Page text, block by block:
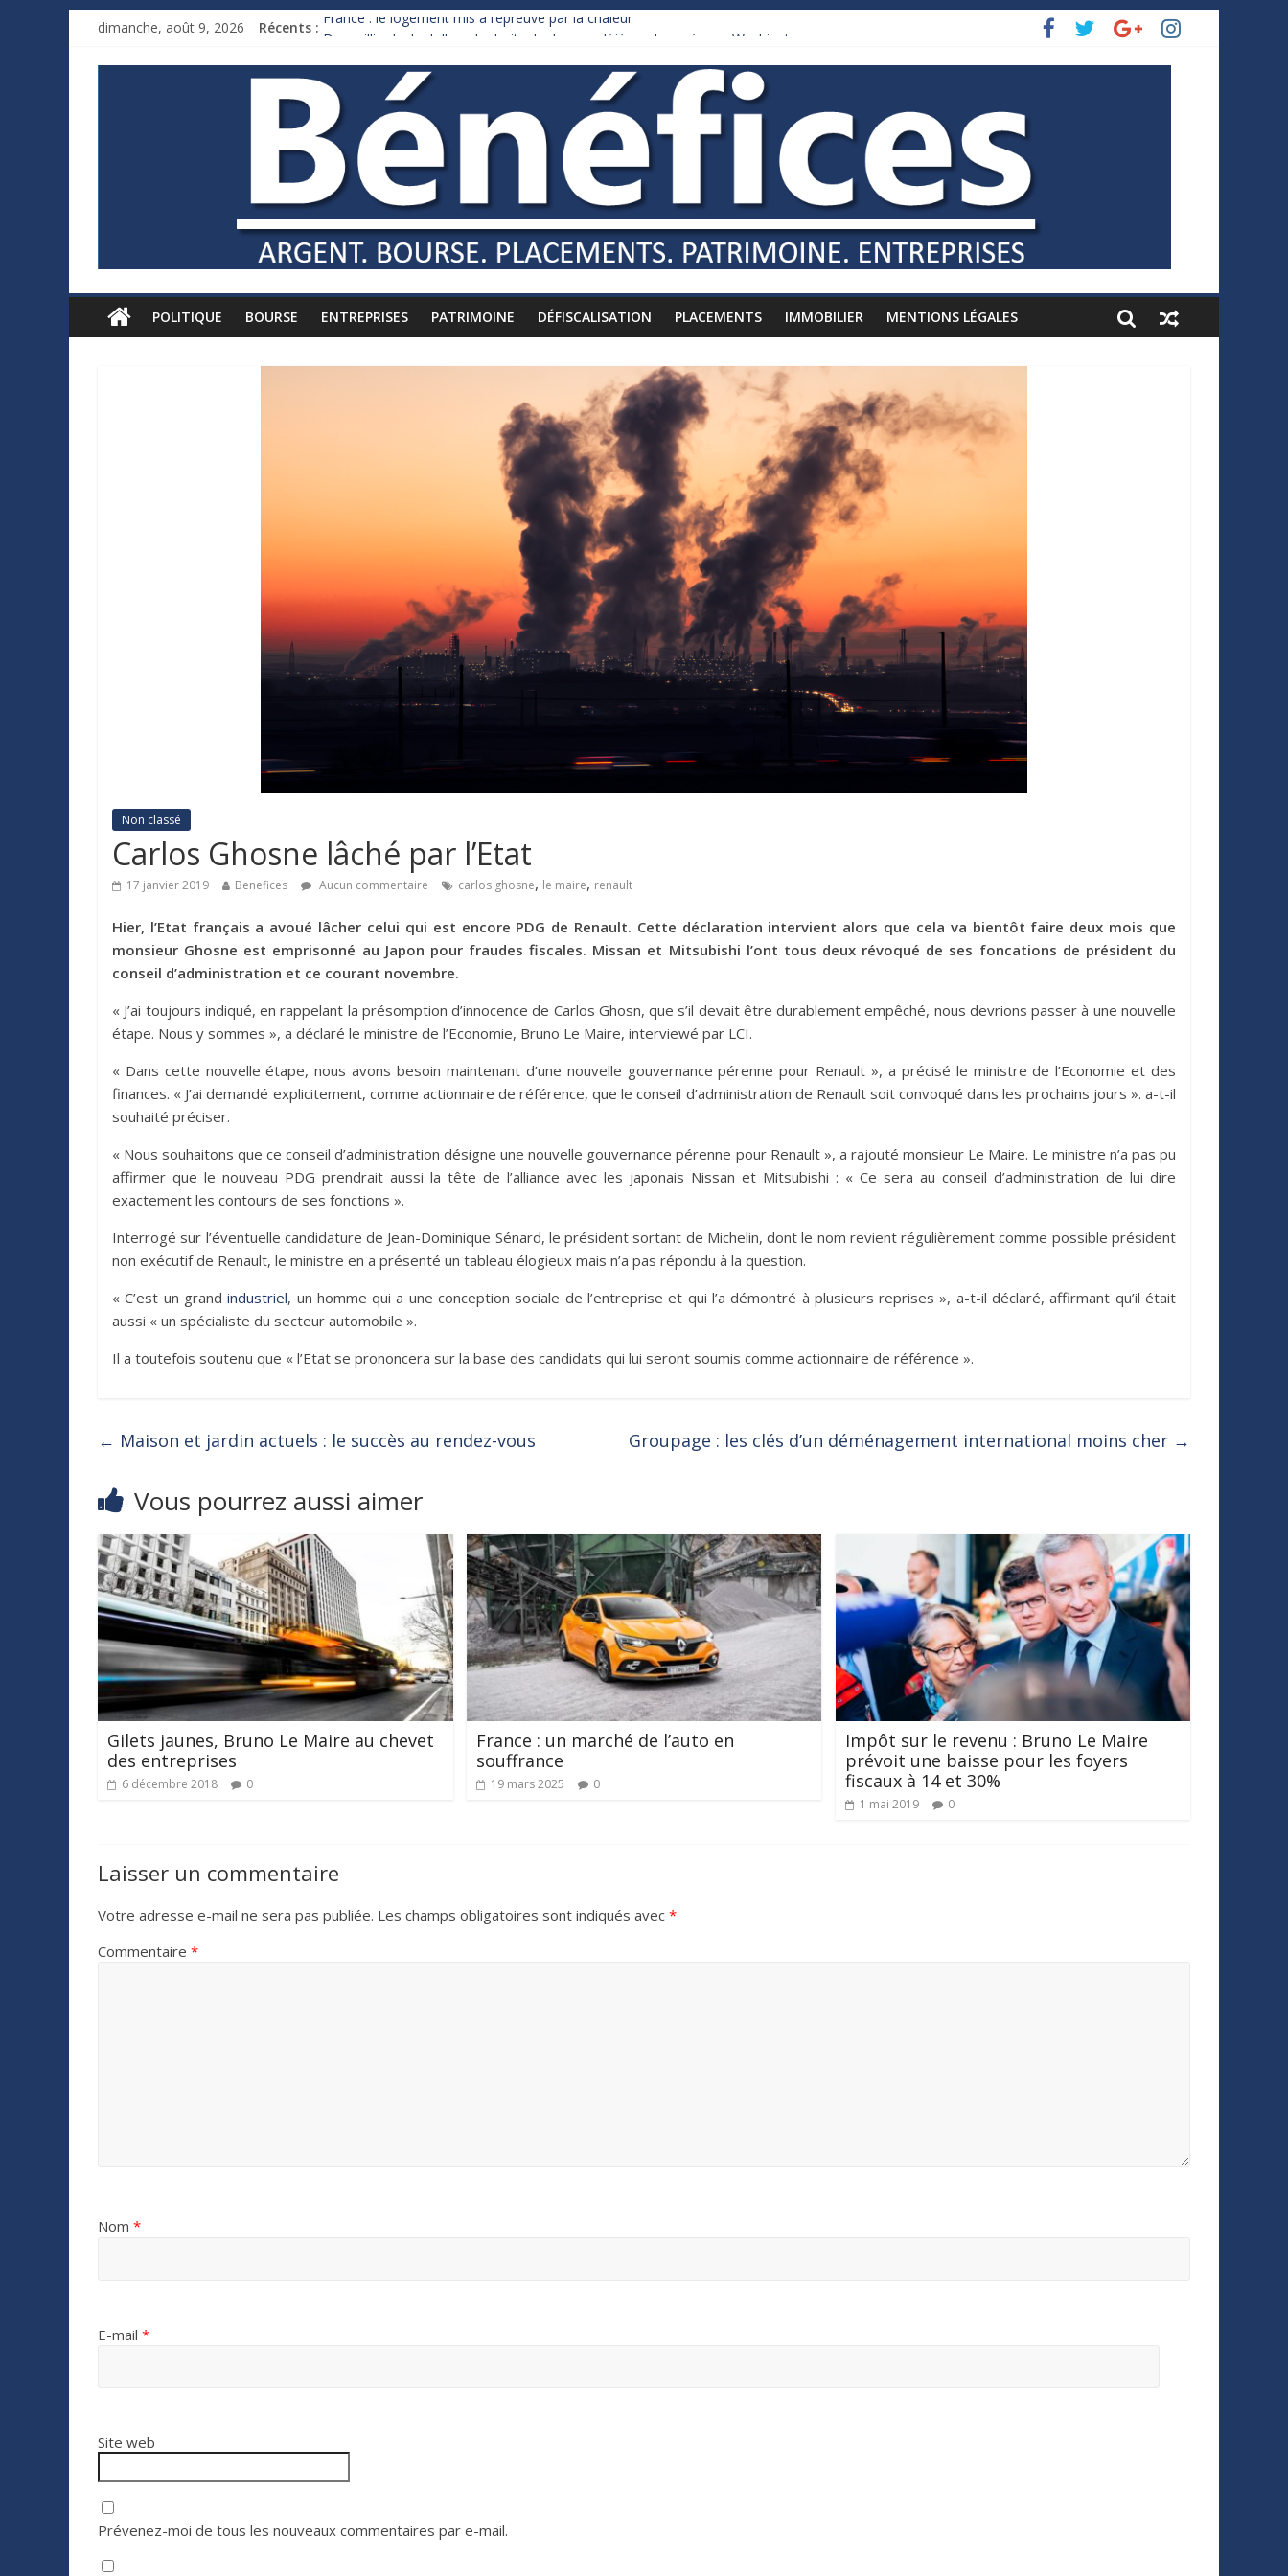
dimanche, août 9, 2026 Récents : France : le logement mis à l’épreuve par la chaleur
Royaume-Uni : Andy Burnham recule sur l’impôt
Xavier Niel, le milliardaire qui ne touche presque rien
Ruée des fortunes russes vers l’étranger
POLITIQUE BOURSE ENTREPRISES PATRIMOINE DÉFISCALISATION PLACEMENTS IMMOBILIER MENTIONS LÉGALES
Non classé
Carlos Ghosne lâché par l’Etat
17 janvier 2019 Benefices Aucun commentaire carlos ghosne, le maire, renault
Hier, l’Etat français a avoué lâcher celui qui est encore PDG de Renault. Cette déclaration intervient alors que cela va bientôt faire deux mois que
monsieur Ghosne est emprisonné au Japon pour fraudes fiscales. Missan et Mitsubishi l’ont tous deux révoqué de ses foncations de président du
conseil d’administration et ce courant novembre.
« J’ai toujours indiqué, en rappelant la présomption d’innocence de Carlos Ghosn, que s’il devait être durablement empêché, nous devrions passer à une nouvelle
étape. Nous y sommes », a déclaré le ministre de l’Economie, Bruno Le Maire, interviewé par LCI.
« Dans cette nouvelle étape, nous avons besoin maintenant d’une nouvelle gouvernance pérenne pour Renault », a précisé le ministre de l’Economie et des
finances. « J’ai demandé explicitement, comme actionnaire de référence, que le conseil d’administration de Renault soit convoqué dans les prochains jours ». a-t-il
souhaité préciser.
« Nous souhaitons que ce conseil d’administration désigne une nouvelle gouvernance pérenne pour Renault », a rajouté monsieur Le Maire. Le ministre n’a pas pu
affirmer que le nouveau PDG prendrait aussi la tête de l’alliance avec les japonais Nissan et Mitsubishi : « Ce sera au conseil d’administration de lui dire
exactement les contours de ses fonctions ».
Interrogé sur l’éventuelle candidature de Jean-Dominique Sénard, le président sortant de Michelin, dont le nom revient régulièrement comme possible président
non exécutif de Renault, le ministre en a présenté un tableau élogieux mais n’a pas répondu à la question.
« C’est un grandindustriel, un homme qui a une conception sociale de l’entreprise et qui l’a démontré à plusieurs reprises », a-t-il déclaré, affirmant qu’il était
aussi « un spécialiste du secteur automobile ».
Il a toutefois soutenu que « l’Etat se prononcera sur la base des candidats qui lui seront soumis comme actionnaire de référence ».
← Maison et jardin actuels : le succès au rendez-vous Groupage : les clés d’un déménagement international moins cher →
Vous pourrez aussi aimer
Gilets jaunes, Bruno Le Maire au chevet
des entreprises
6 décembre 2018 0
France : un marché de l’auto en
souffrance
19 mars 2025 0
Impôt sur le revenu : Bruno Le Maire
prévoit une baisse pour les foyers
fiscaux à 14 et 30%
1 mai 2019 0
Laisser un commentaire
Votre adresse e-mail ne sera pas publiée. Les champs obligatoires sont indiqués avec *
Commentaire *
Nom *
E-mail *
Site web
Prévenez-moi de tous les nouveaux commentaires par e-mail.